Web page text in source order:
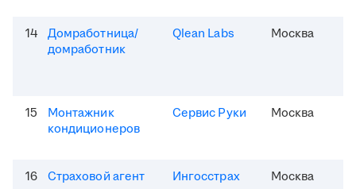
14
Домработница/
домработник
Qlean Labs Москва
15
Монтажник
кондиционеров
Сервис Руки Москва
16 Страховой агент Ингосстрах Москва